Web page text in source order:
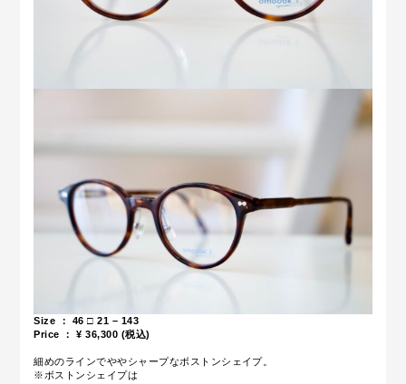
Size ： 46 □ 21 – 143
Price ： ¥ 36,300 (税込)
細めのラインでややシャープなボストンシェイプ。
※ボストンシェイプは